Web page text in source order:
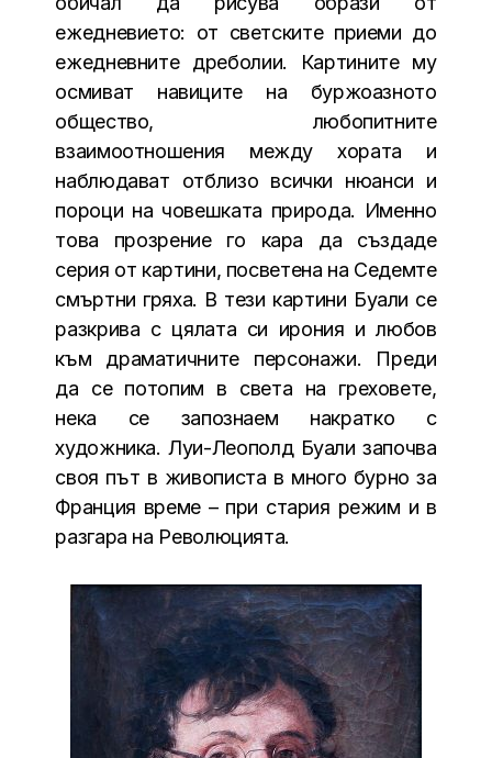
ежедневието: от светските приеми до
ежедневните дреболии. Картините му
осмиват навиците на буржоазното
общество, любопитните
взаимоотношения между хората и
наблюдават отблизо всички нюанси и
пороци на човешката природа. Именно
това прозрение го кара да създаде
серия от картини, посветена на Седемте
смъртни гряха. В тези картини Буали се
разкрива с цялата си ирония и любов
към драматичните персонажи. Преди
да се потопим в света на греховете,
нека се запознаем накратко с
художника. Луи-Леополд Буали започва
своя път в живописта в много бурно за
Франция време – при стария режим и в
разгара на Революцията.